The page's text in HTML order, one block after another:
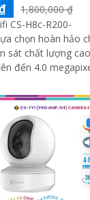
1,800,000 ₫
CS-H8c-R200-
chọn hoàn hảo
sát chất lượng
đến 4.0